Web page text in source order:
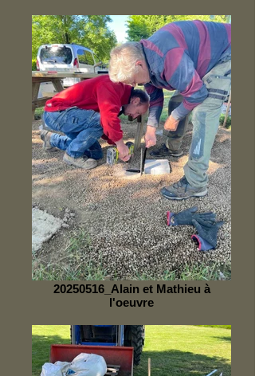
20250516_Alain et Mathieu à
l'oeuvre